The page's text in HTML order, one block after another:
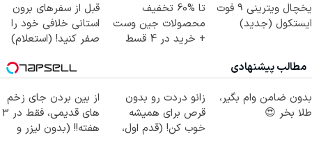
یخچال ویترینی 9 فوت
ایستکول (جدید)
تا %60 تخفیف
محصولات جین وست
+ خرید در 4 قسط
قبل از سفرهای برون
استانی خلافی خود را
صفر کنید! (استعلام)
مطالب پیشنهادی
بدون ضامن وام بگیر،
طلا بخر 😍
زانو دردت رو بدون
قرص برای همیشه
خوب کن! (قدم اول،
از بین بردن جای زخم
های قدیمی، فقط در 3
هفته!! (بدون لیزر و